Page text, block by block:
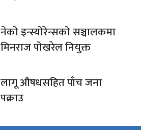
नेको इन्स्योरेन्सको सञ्चालकमा
मिनराज पोखरेल नियुक्त
लागू औषधसहित पाँच जना
पक्राउ